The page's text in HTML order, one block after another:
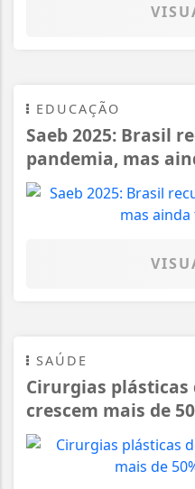
EDUCAÇÃO
Saeb 2025: Brasil
pandemia, mas
SAÚDE
Cirurgias plásticas
crescem mais de